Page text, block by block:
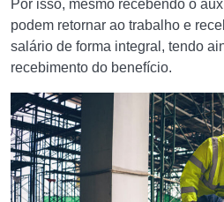
Por isso, mesmo recebendo o
podem retornar ao trabalho e
salário de forma integral, tendo
recebimento do benefício.